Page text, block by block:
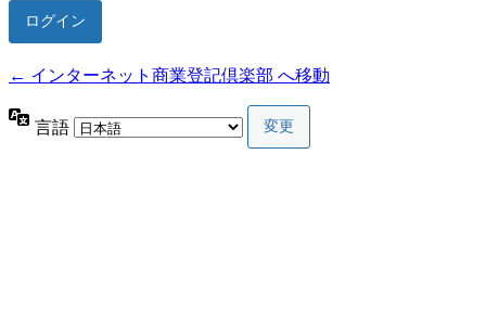
← インターネット商業登記倶楽部 へ移動
言語